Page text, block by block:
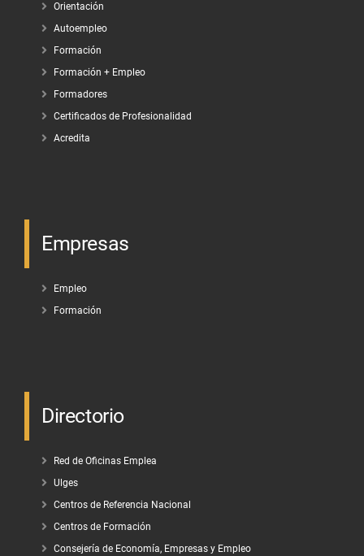
Orientación
Autoempleo
Formación
Formación + Empleo
Formadores
Certificados de Profesionalidad
Acredita
Empresas
Empleo
Formación
Directorio
Red de Oficinas Emplea
Ulges
Centros de Referencia Nacional
Centros de Formación
Consejería de Economía, Empresas y Empleo